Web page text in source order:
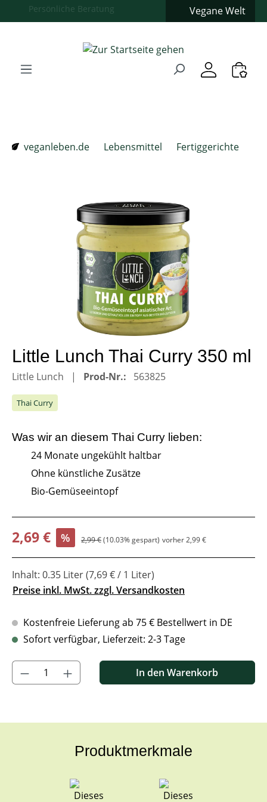
Zum Hauptinhalt springen
Zur Hauptnavigation springen
Vegane Welt
veganleben.de
Lebensmittel Fertiggerichte
Bildergalerie überspringen
Little Lunch Thai Curry 350 ml
Little Lunch Prod-Nr.: 563825
Thai Curry
Was wir an diesem Thai Curry lieben:
24 Monate ungekühlt haltbar
Ohne künstliche Zusätze
Bio-Gemüseeintopf
Verkaufspreis:
2,69 € % Regulärer Preis:
2,99 €(10.03% gespart) vorher 2,99 €
Inhalt: 0.35 Liter(7,69 € / 1 Liter)
Preise inkl. MwSt. zzgl. Versandkosten
Kostenfreie Lieferung ab 75 € Bestellwert in DE
Sofort verfügbar, Lieferzeit: 2-3 Tage
Produkt Anzahl: Gib den gewünschten Wert ein oder benutze
In den Warenkorb
Produktmerkmale